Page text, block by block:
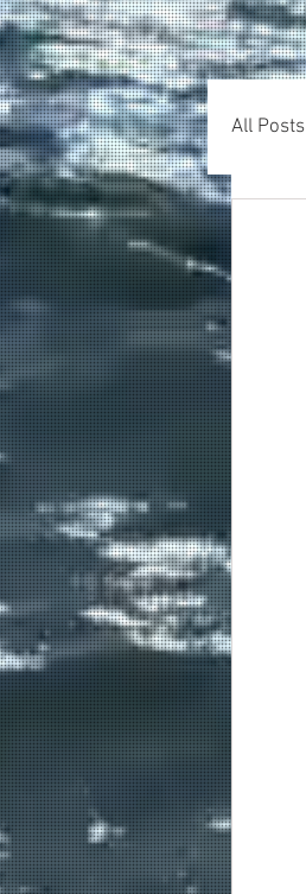
All Posts